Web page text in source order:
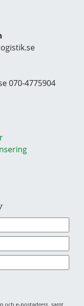
070-4775904
och e-postadress, samt